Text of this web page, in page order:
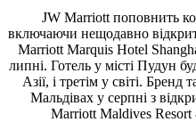
JW Marriott поповнить
включаючи нещодавно
Marriott Marquis Hotel
липні. Готель у місті Пудун
Азії, і третім у світі.
Мальдівах у серпні з
Marriott Maldives